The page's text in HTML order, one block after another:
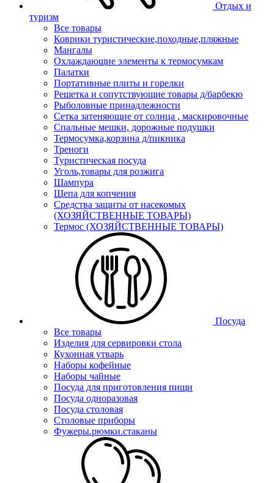
Отдых и
туризм
Все товары
Коврики туристические,походные,пляжные
Мангалы
Охлаждающие элементы к термосумкам
Палатки
Портативные плиты и горелки
Решетка и сопутствующие товары д/барбекю
Рыболовные принадлежности
Сетка затеняющие от солнца , маскировочные
Спальные мешки, дорожные подушки
Термосумка,корзина д/пикника
Треноги
Туристическая посуда
Уголь,товары для розжига
Шампура
Щепа для копчения
Средства защиты от насекомых
(ХОЗЯЙСТВЕННЫЕ ТОВАРЫ)
Термос (ХОЗЯЙСТВЕННЫЕ ТОВАРЫ)
Посуда
Все товары
Изделия для сервировки стола
Кухонная утварь
Наборы кофейные
Наборы чайные
Посуда для приготовления пищи
Посуда одноразовая
Посуда столовая
Столовые приборы
Фужеры.рюмки.стаканы